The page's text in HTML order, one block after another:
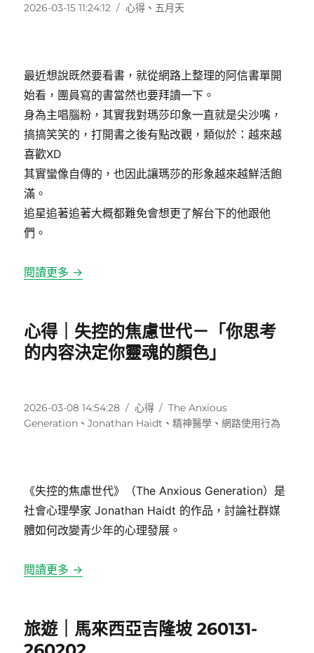
最近想說既然要看書，就從網路上整理的阿信書單開
始看，團員寫的書當然也要拜讀一下。
身為主唱腦粉，其實我對瑪莎印象一直就是尖沙嘴，
搞搞笑笑的，打開書之後有點改觀，類似於：越來越
喜歡XD
其實蠻像自傳的，也因此讓瑪莎的形象越來越鮮活飽
滿。
追星追著追著大概都難免會想更了解台下的他跟他
們。
閱讀更多 →
發
2026-03-15 11:24:12
分
心得、 五月天
心得｜失控的焦慮世代－「你思考
的内容決定你靈魂的顏色」
《失控的焦慮世代》（The Anxious Generation）是
社會心理學家Jonathan Haidt 的作品，討論社群媒
體如何改變青少年的心理發展。
閱讀更多 →
發
佈
2026-03-08 14:54:28
分
類
心得
標
籤
The Anxious
Generation 、Jonathan Haidt 、精神醫學 、網路使用行為
旅遊｜馬來西亞吉隆坡 260131-